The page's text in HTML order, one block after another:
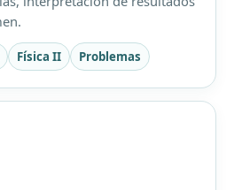
Física II Problemas